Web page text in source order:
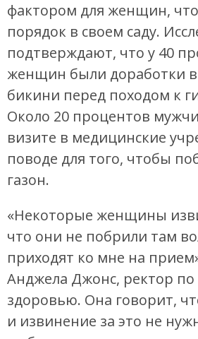
фактором для женщин,
порядок в своем саду.
подтверждают, что у 40
женщин были доработки в
бикини перед походом к
Около 20 процентов
визите в медицинские
поводе для того, чтобы
газон.
«Некоторые женщины
что они не побрили там
приходят ко мне на
Анджела Джонс, ректор по
здоровью. Она говорит,
и извинение за это не